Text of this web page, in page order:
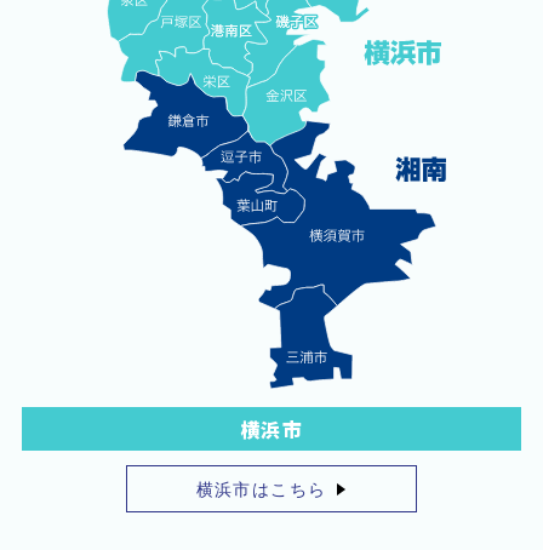
横浜市
横浜市はこちら